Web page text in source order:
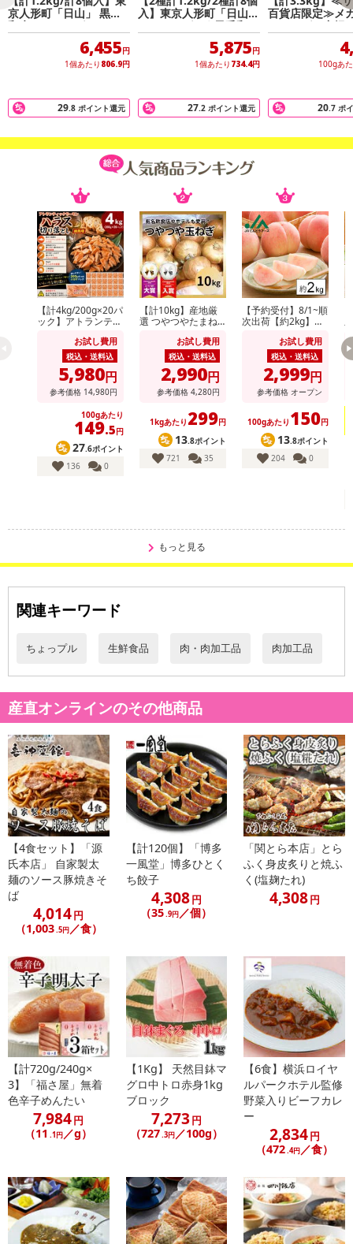
粉、牛乳、食塩、昆布粉、コショウ
・アレルギー表示：小麦、卵、乳成分、牛肉
注意事項
【賞味・消費期限のある商品について】
商品到着時点でのお日持ち期間は、配送日数などにより異なります
のでご了承ください。
【キャンセルについて】
※お申込み後のキャンセルはお受けできません。
記載されている内容を必ずご確認いただき、お届けする商品セット
にご納得いただきましたうえでお申し込みください。
※パッケージ変更や商品リニューアル（成分など含む）等により、
参考の掲載画像や画像内のバーコードなど、お届け商品と多少異な
る場合がございます。
また、[新たな加工食品の原料原産地表示制度]の経過措置期間の終
了により、商品詳細内に記載の原産国・原材料の表記が旧表記の場
合がございます。
あらかじめご了承いただいた上でお申込みください。なお、本理由
によるお申込み後のキャンセル・返品交換は対応いたしかねます。
【お支払いについて】
※送料はお試し費用に含まれております。
※d払い、PayPay、au PAY、au PAY（auかんたん決済）、ソフトバ
ンクまとめて支払い、楽天ペイ、メルペイ、AEON Pay、Amazon
Payでお支払いの場合、決済のため外部サイトへ遷移します。
※予約商品は決済手段ごとに定められた決済期限日にお支払いを完
了することがございます。ご了承いただいたうえでお申し込みくだ
さい。
【配送伝票番号について】
※配送形態がメール便の商品については、商品の発送完了後、配送
【配送日時の指定について】
※配送日時の指定が可能な商品の場合、商品によってご指定できる
配送日、配送時間が異なる可能性がございます。
京人形町「日山」 黒毛
和牛ハンバーグセット
6,455円
1個あたり 806.9円
29.8 ポイント還元
入】東京人形町「日山」
ハンバーグ2種(黒毛和
牛・合挽き)セット5,875円
1個あたり 734.4円
27.2 ポイント還元
百貨店限定≫メ
ンバーグ＆唐揚
べ福袋！ソーセ
100gあ
20.7 ポ
【計4kg/200g×20パ
ック】アトランティ
切り落としお試し費用
税込・送料込
5,980円
参考価格 14,980円
100gあたり
149.5円
27.6ポイント
136
0
【計10kg】産地厳
選 つやつやたまね
お試し費用
税込・送料込
2,990円
参考価格 4,280円
1kgあたり 299円
13.8ポイント
721
35
【予約受付】8/1~順
次出荷【約2kg】山
玉数おまかせ)※ご家
お試し費用
税込・送料込
2,999円
参考価格 オープン
100gあたり 150円
13.8ポイント
204
0
もっと見る
関連キーワード
ちょっプル 生鮮食品 肉・肉加工品 肉加工品
産直オンラインのその他商品
【4食セット】「源
氏本店」 自家製太
麺のソース豚焼きそ
ば
4,014円
（1,003 .5円／食）
【計120個】「博多
一風堂」博多ひとく
ち餃子
4,308円
（35 .9円 ／個）
「関とら本店」とら
ふく身皮炙りと焼ふ
く(塩麹たれ)
4,308円
【計720g/240g×
3】「福さ屋」無着
色辛子めんたい
7,984円
（11 .1円／g）
【1Kg】 天然目鉢マ
グロ中トロ赤身1kg
ブロック
7,273円
（727.3円／100g）
【6食】横浜ロイヤ
ルパークホテル監修
野菜入りビーフカレ
ー
2,834円
（472.4円／食）